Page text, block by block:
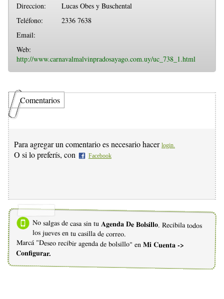
Direccion:
Lucas Obes y Buschental
Teléfono:
2336 7638
Email:
Web:
http://www.carnavalmalvinpradosayago.com.uy/uc_738_1.html
Comentarios
Para agregar un comentario es necesario hacer login.
O si lo preferís, con Facebook
No salgas de casa sin tu Agenda De Bolsillo. Recibila todos
los jueves en tu casilla de correo.
Marcá "Deseo recibir agenda de bolsillo" en Mi Cuenta ->
Configurar.